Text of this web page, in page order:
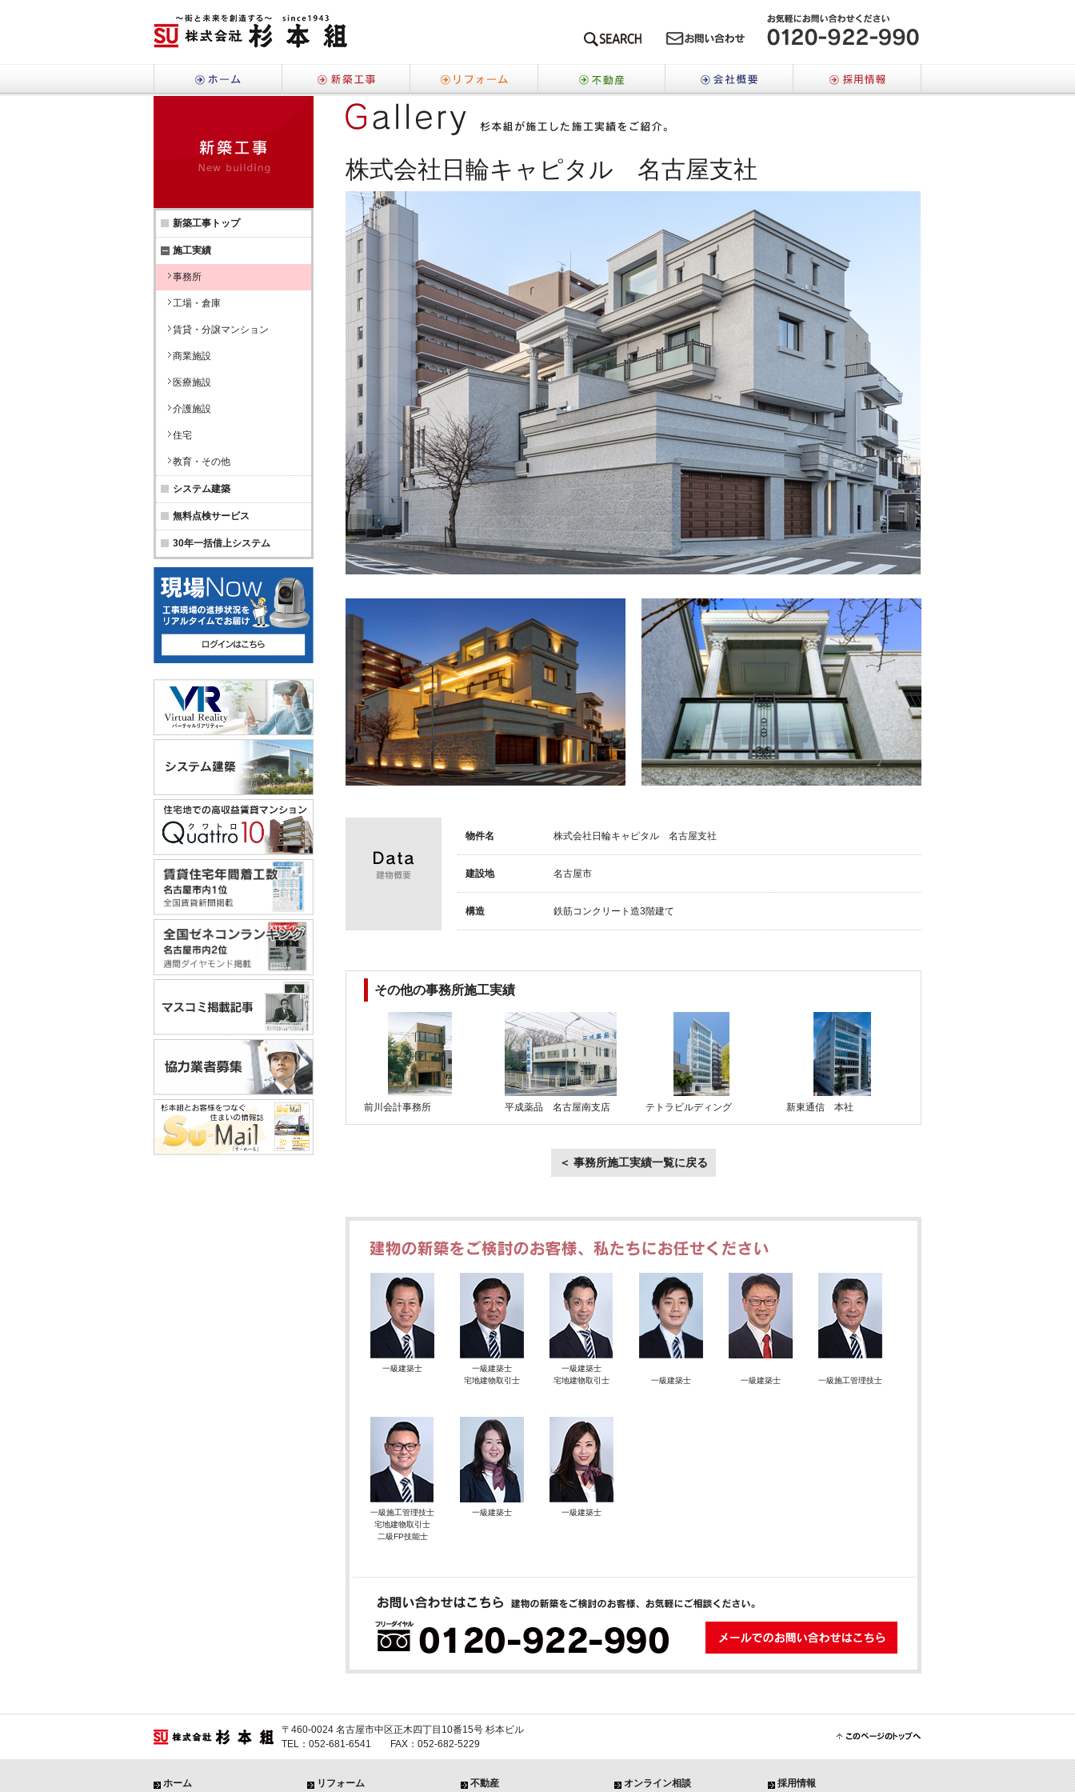
SEARCH メールでのお問い合わせはこちら
新築工事 リフォーム 会社概要
株式会社日輪キャピタル 名古屋支社
Data建物概要
物件名 株式会社日輪キャピタル 名古屋支社
建設地 名古屋市
構造 鉄筋コンクリート造3階建て
その他の事務所施工実績
前川会計事務所 平成薬品 名古屋南支店 テトラビルディング 新東通信 本社
＜ 事務所施工実績一覧に戻る
建物の新築をご検討のお客様
一級建築士
一級建築士
宅地建物取引士
一級建築士
宅地建物取引士
一級建築士 一級建築士 一級施工管理技士
一級施工管理技士
宅地建物取引士
二級FP技能士
一級建築士 一級建築士
メールでのお問い合わせはこちら
新築工事
新築工事トップ
施工実績
事務所
工場・倉庫
賃貸・分譲マンション
商業施設
医療施設
介護施設
住宅
教育・その他
システム建築
無料点検サービス
30年一括借上システム
〒460-0024 名古屋市中区正木四丁目10番15号 杉本ビル
TEL：052-681-6541 FAX：052-682-5229
ホーム リフォーム 不動産 オンライン相談 採用情報